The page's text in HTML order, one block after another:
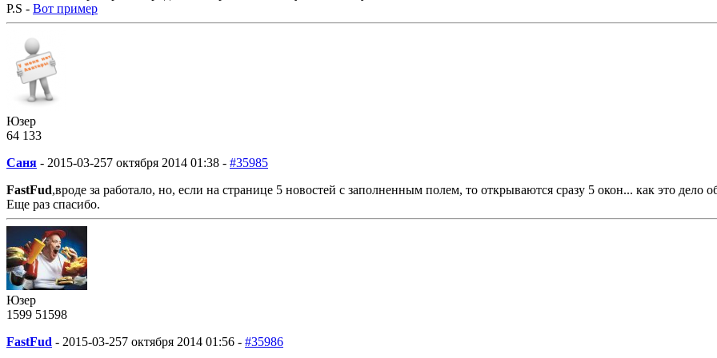
P.S - Вот пример
Юзер
64 133
Саня - 2015-03-257 октября 2014 01:38 - #35985
FastFud,вроде за работало, но, если на странице 5 новостей с заполненным полем, то открываются сразу 5 окон... как это дело
Еще раз спасибо.
Юзер
1599 51 598
FastFud - 2015-03-257 октября 2014 01:56 - #35986